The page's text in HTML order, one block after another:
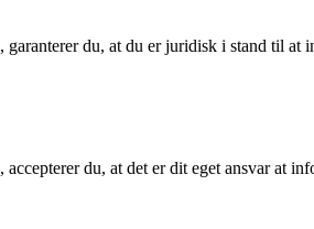
garanterer du, at du er juridisk i stand til at
accepterer du, at det er dit eget ansvar at